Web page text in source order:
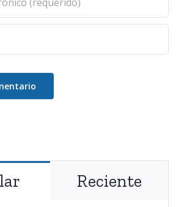
Reciente